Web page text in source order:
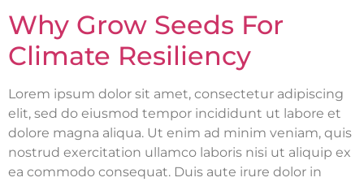
Why Grow Seeds For
Climate Resiliency
Lorem ipsum dolor sit amet, consectetur adipiscing
elit, sed do eiusmod tempor incididunt ut labore et
dolore magna aliqua. Ut enim ad minim veniam, quis
nostrud exercitation ullamco laboris nisi ut aliquip ex
ea commodo consequat. Duis aute irure dolor in